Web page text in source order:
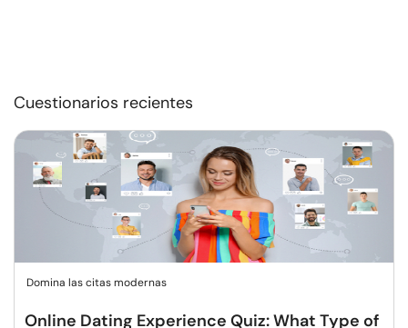
Cuestionarios recientes
Domina las citas modernas
Online Dating Experience Quiz: What Type of